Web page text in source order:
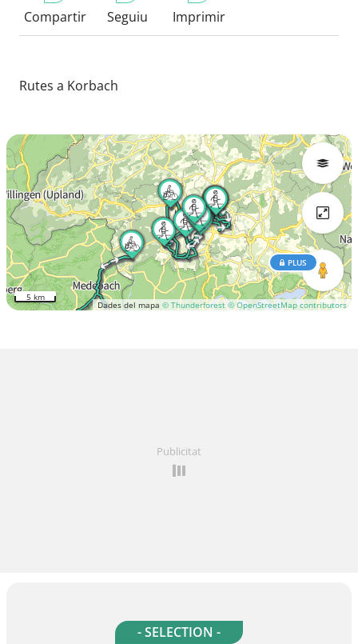
Compartir Seguiu Imprimir
Rutes a Korbach
Dades del mapa © Thunderforest © OpenStreetMap contributors
PLUS
5 km
Publicitat
- SELECTION -